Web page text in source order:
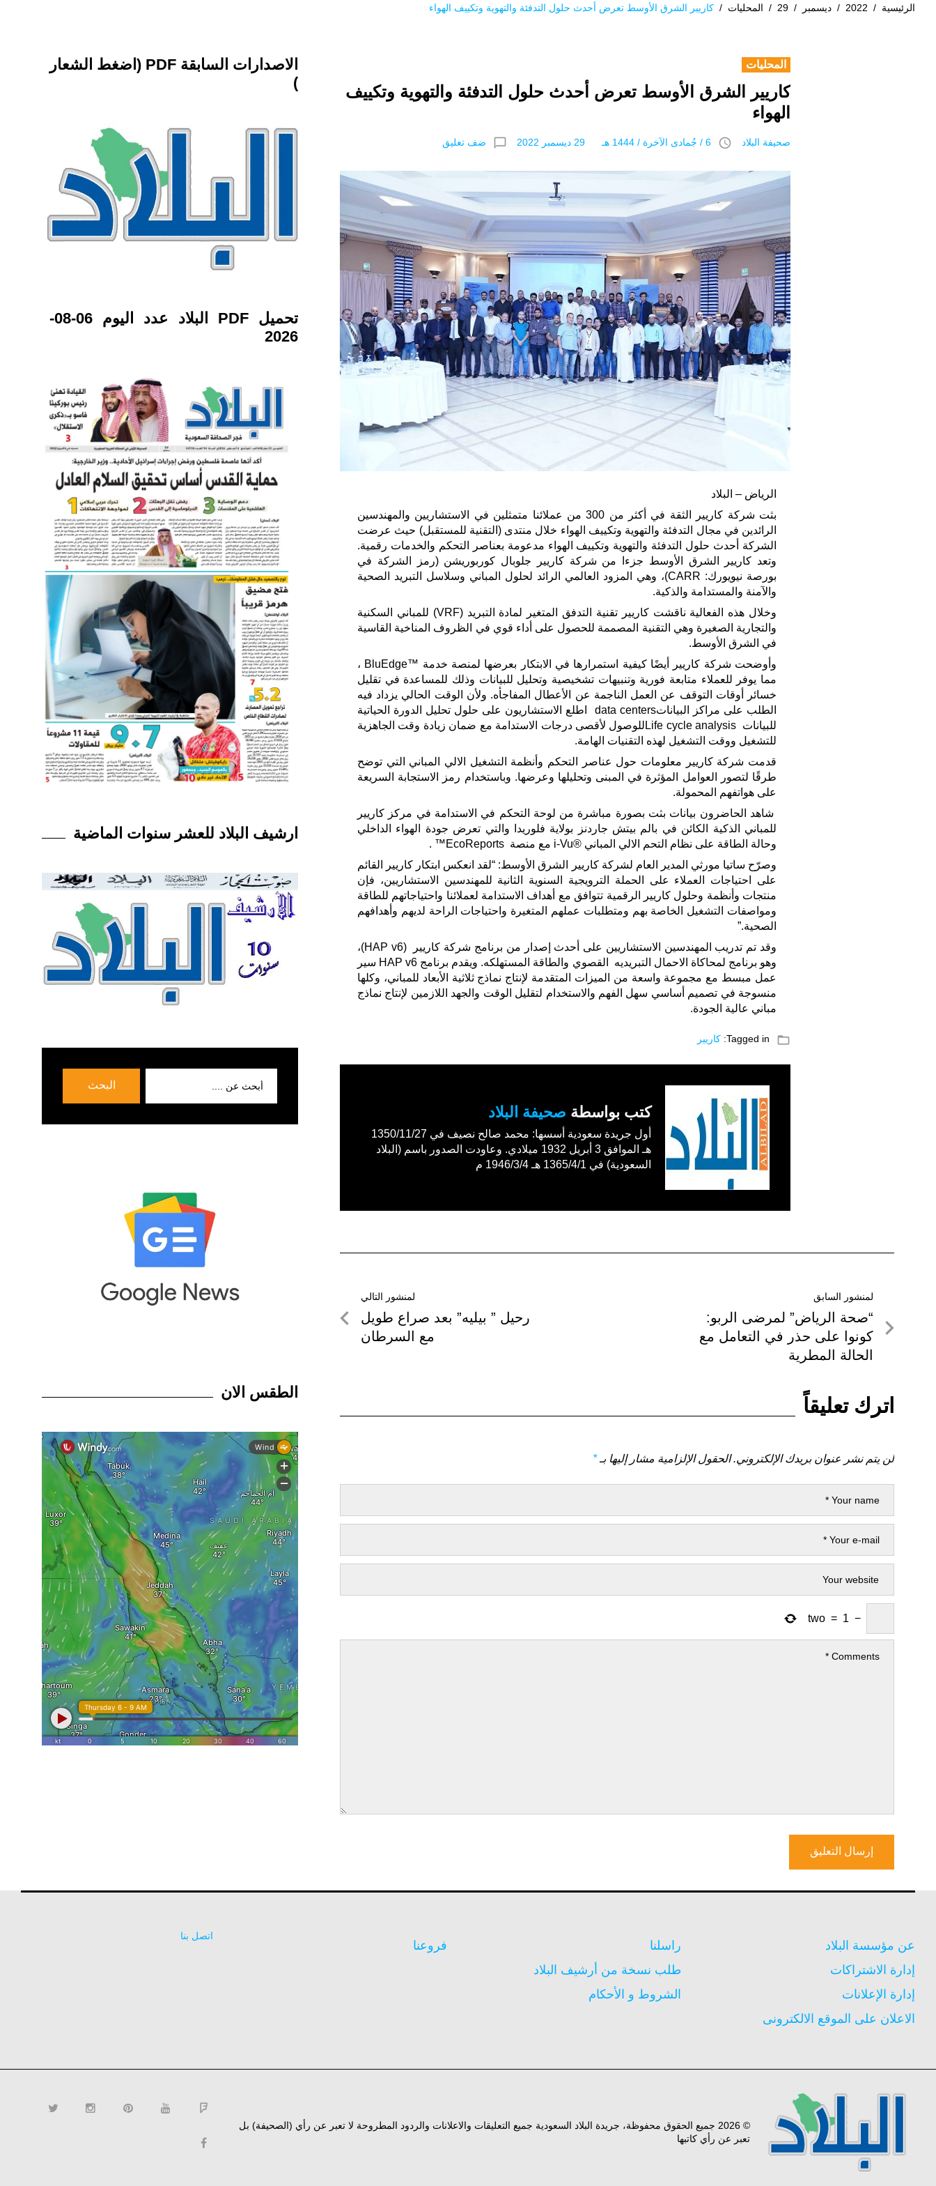
الرئيسية /
2022
/ ديسمبر /
29
/ المحليات / كاريير الشرق الأوسط تعرض أحدث حلول التدفئة والتهوية وتكييف الهواء
المحليات
كاريير الشرق الأوسط تعرض أحدث حلول التدفئة والتهوية وتكييف
الهواء
صحيفة البلاد access_time 6 / جُمادى اﻵخرة / 1444 هـ 29 ديسمبر 2022 chat_bubble_outline ضف تعليق
الرياض – البلاد
بثت شركة كاريير الثقة في أكثر من 300 من عملائنا متمثلين في الاستشاريين والمهندسين
الرائدين في مجال التدفئة والتهوية وتكييف الهواء خلال منتدى (التقنية للمستقبل) حيث عرضت
الشركة أحدث حلول التدفئة والتهوية وتكييف الهواء مدعومة بعناصر التحكم والخدمات رقمية.
وتعد كاريير الشرق الأوسط جزءا من شركة كاريير جلوبال كوربوريشن (رمز الشركة في
بورصة نيويورك: CARR)، وهي المزود العالمي الرائد لحلول المباني وسلاسل التبريد الصحية
والآمنة والمستدامة والذكية.
وخلال هذه الفعالية ناقشت كاريير تقنية التدفق المتغير لمادة التبريد (VRF) للمباني السكنية
والتجارية الصغيرة وهي التقنية المصممة للحصول على أداء قوي في الظروف المناخية القاسية
في الشرق الأوسط.
وأوضحت شركة كاريير أيضًا كيفية استمرارها في الابتكار بعرضها لمنصة خدمة ™BluEdge ،
مما يوفر للعملاء متابعة فورية وتنبيهات تشخيصية وتحليل للبيانات وذلك للمساعدة في تقليل
خسائر أوقات التوقف عن العمل الناجمة عن الأعطال المفاجأه. ولأن الوقت الحالي يزداد فيه
الطلب على مراكز البياناتdata centers اطلع الاستشاريون على حلول تحليل الدورة الحياتية
للبيانات Life cycle analysisللوصول لأقصى درجات الاستدامة مع ضمان زيادة وقت الجاهزية
للتشغيل ووقت التشغيل لهذه التقنيات الهامة.
قدمت شركة كاريير معلومات حول عناصر التحكم وأنظمة التشغيل الالي المباني التي توضح
طرقًا لتصور العوامل المؤثرة في المبنى وتحليلها وعرضها. وباستخدام رمز الاستجابة السريعة
على هواتفهم المحمولة.
شاهد الحاضرون بيانات بثت بصورة مباشرة من لوحة التحكم في الاستدامة في مركز كاريير
للمباني الذكية الكائن في بالم بيتش جاردنز بولاية فلوريدا والتي تعرض جودة الهواء الداخلي
وحالة الطاقة على نظام التحم الالي المباني ®i-Vu مع منصة EcoReports™ .
وصرّح ساتيا مورثي المدير العام لشركة كاريير الشرق الأوسط: “لقد انعكس ابتكار كاريير القائم
على احتياجات العملاء على الحملة الترويجية السنوية الثانية للمهندسين الاستشاريين، فإن
منتجات وأنظمة وحلول كاريير الرقمية تتوافق مع أهداف الاستدامة لعملائنا واحتياجاتهم للطاقة
ومواصفات التشغيل الخاصة بهم ومتطلبات عملهم المتغيرة واحتياجات الراحة لديهم وأهدافهم
الصحية.”
وقد تم تدريب المهندسين الاستشاريين على أحدث إصدار من برنامج شركة كاريير (HAP v6)،
وهو برنامج لمحاكاة الاحمال التبريديه القصوي والطاقة المستهلكه. ويقدم برنامج HAP v6 سير
عمل مبسط مع مجموعة واسعة من الميزات المتقدمة لإنتاج نماذج ثلاثية الأبعاد للمباني، وكلها
منسوجة في تصميم أساسي سهل الفهم والاستخدام لتقليل الوقت والجهد اللازمين لإنتاج نماذج
مباني عالية الجودة.
folder_open
Tagged in: كاريير
كتب بواسطة صحيفة البلاد
أول جريدة سعودية أسسها: محمد صالح نصيف في 1350/11/27
هـ الموافق 3 أبريل 1932 ميلادي. وعاودت الصدور باسم (البلاد
السعودية) في 1365/4/1 هـ 1946/3/4 م
تصفّح
المقالات
لمنشور السابق
لمنشور
السابق
“صحة الرياض” لمرضى الربو:
كونوا على حذر في التعامل مع
الحالة المطرية
لمنشور التالي
لمنشور
رحيل ” بيليه” بعد صراع طويل
مع السرطان
اترك تعليقاً
لن يتم نشر عنوان بريدك الإلكتروني. الحقول الإلزامية مشار إليها بـ*
−
1
=
two
الاصدارات السابقة PDF (اضغط الشعار
)
تحميل PDF البلاد عدد اليوم 06-08-
2026
ارشيف البلاد للعشر سنوات الماضية
البحث
الطقس الان
عن مؤسسة البلاد
إدارة الاشتراكات
إدارة الإعلانات
الاعلان على الموقع الالكترونى
راسلنا
طلب نسخة من أرشيف البلاد
الشروط و الأحكام
فروعنا
اتصل بنا
© 2026 جميع الحقوق محفوظة، جريدة البلاد السعودية جميع التعليقات والاعلانات والردود المطروحة لا تعبر عن رأي (الصحيفة) بل
تعبر عن رأي كاتبها